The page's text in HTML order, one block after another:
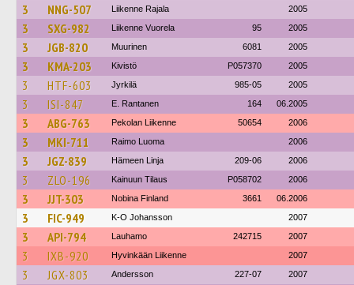
3 NNG-507 Liikenne Rajala 2005
3 SXG-982 Liikenne Vuorela 95 2005
3 JGB-820 Muurinen 6081 2005
3 KMA-203 Kivistö P057370 2005
3 HTF-603 Jyrkilä 985-05 2005
3 ISI-847 E. Rantanen 164 06.2005
3 ABG-763 Pekolan Liikenne 50654 2006
3 MKI-711 Raimo Luoma 2006
3 JGZ-839 Hämeen Linja 209-06 2006
3 ZLO-196 Kainuun Tilaus P058702 2006
3 JJT-303 Nobina Finland 3661 06.2006
3 FIC-949 K-O Johansson 2007
3 API-794 Lauhamo 242715 2007
3 IXB-920 Hyvinkään Liikenne 2007
3 JGX-803 Andersson 227-07 2007